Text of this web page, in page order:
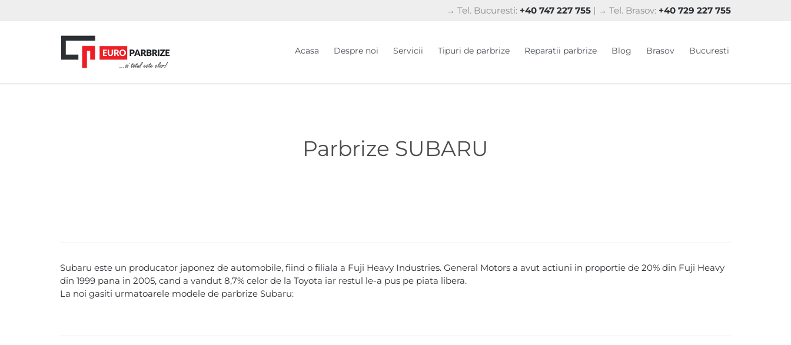
→ Tel. Bucuresti: +40 747 227 755 | → Tel. Brasov: +40 729 227 755
Acasa Despre noi Servicii Tipuri de parbrize Reparatii parbrize Blog Brasov Bucuresti
Parbrize SUBARU
Subaru este un producator japonez de automobile, fiind o filiala a Fuji Heavy Industries. General Motors a avut actiuni in proportie de 20% din Fuji Heavy
din 1999 pana in 2005, cand a vandut 8,7% celor de la Toyota iar restul le-a pus pe piata libera.
La noi gasiti urmatoarele modele de parbrize Subaru: